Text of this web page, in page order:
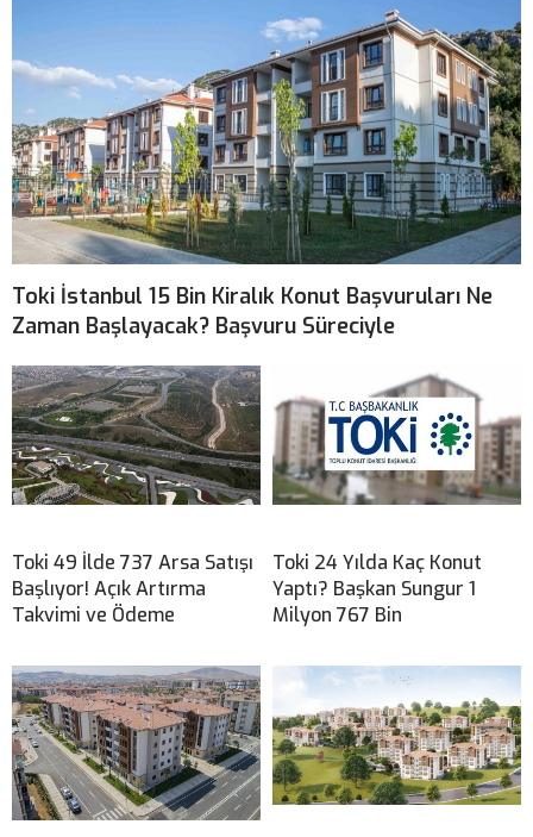
Toki İstanbul 15 Bin Kiralık Konut Başvuruları Ne
Zaman Başlayacak? Başvuru Süreciyle
Toki 49 İlde 737 Arsa Satışı
Başlıyor! Açık Artırma
Takvimi ve Ödeme
Toki 24 Yılda Kaç Konut
Yaptı? Başkan Sungur 1
Milyon 767 Bin